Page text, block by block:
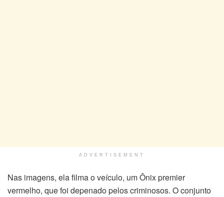
ADVERTISEMENT
Nas imagens, ela filma o veículo, um Ônix premier
vermelho, que foi depenado pelos criminosos. O conjunto